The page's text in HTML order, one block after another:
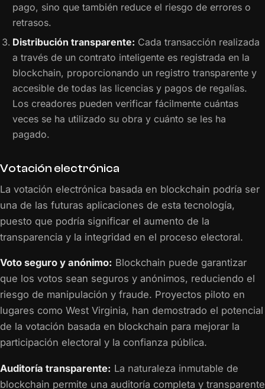
pago, sino que también reduce el riesgo de errores o
retrasos.
Distribución transparente: Cada transacción realizada
a través de un contrato inteligente es registrada en la
blockchain, proporcionando un registro transparente y
accesible de todas las licencias y pagos de regalías.
Los creadores pueden verificar fácilmente cuántas
veces se ha utilizado su obra y cuánto se les ha
pagado.
Votación electrónica
La votación electrónica basada en blockchain podría ser
una de las futuras aplicaciones de esta tecnología,
puesto que podría significar el aumento de la
transparencia y la integridad en el proceso electoral.
Voto seguro y anónimo: Blockchain puede garantizar
que los votos sean seguros y anónimos, reduciendo el
riesgo de manipulación y fraude. Proyectos piloto en
lugares como West Virginia, han demostrado el potencial
de la votación basada en blockchain para mejorar la
participación electoral y la confianza pública.
Auditoría transparente: La naturaleza inmutable de
blockchain permite una auditoría completa y transparente